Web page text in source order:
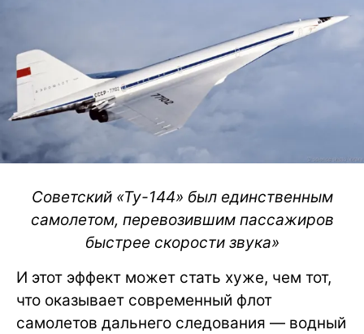
Советский «Ту-144» был единственным
самолетом, перевозившим пассажиров
быстрее скорости звука»
И этот эффект может стать хуже, чем тот,
что оказывает современный флот
самолетов дальнего следования — водный